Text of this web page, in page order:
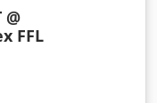
@
FFL